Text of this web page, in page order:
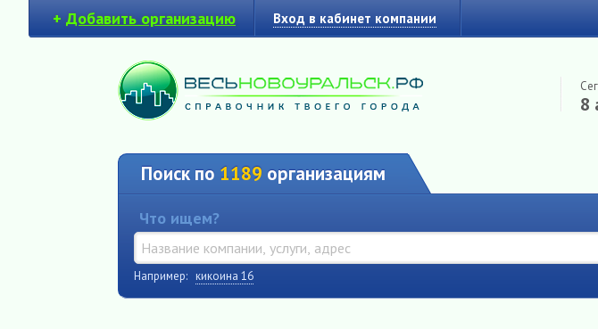
+ Добавить организацию Вход в кабинет компании
8
Поиск по 1189 организациям
Что ищем?
Например: кикоина 16